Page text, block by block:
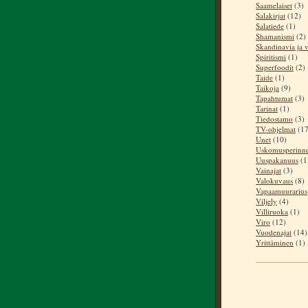
Saamelaiset (3)
Salakirjat (12)
Salatiede (1)
Shamanismi (2)
Skandinavia ja
Spiritismi (1)
Superfoodit (2)
Taide (1)
Taikoja (9)
Tapahtumat (3)
Tarinat (1)
Tiedostamo (3)
TV-ohjelmat
Unet (10)
Uuspakanuus
Vainajat (3)
Valokuvaus (8)
Vapaamuurarius
Viljely (4)
Villiruoka (1)
Viro (12)
Vuodenajat (14)
Yrittäminen (1)